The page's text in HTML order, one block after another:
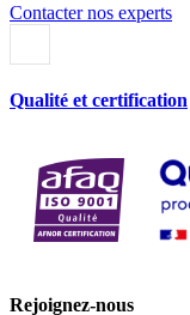
Contacter nos experts
Qualité et certification
Rejoignez-nous